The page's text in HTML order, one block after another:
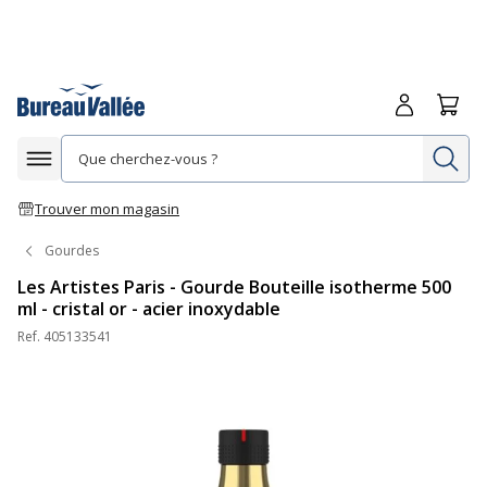
Afficher la navigation
Trouver mon magasin
Me
Gourdes
Les Artistes Paris - Gourde Bouteille isotherme 500
ml - cristal or - acier inoxydable
Ref. 405133541